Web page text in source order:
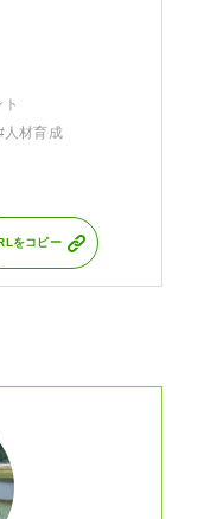
人材育成
をコピー